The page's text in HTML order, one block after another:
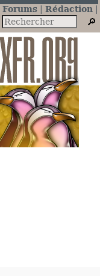
Forums
Rédaction